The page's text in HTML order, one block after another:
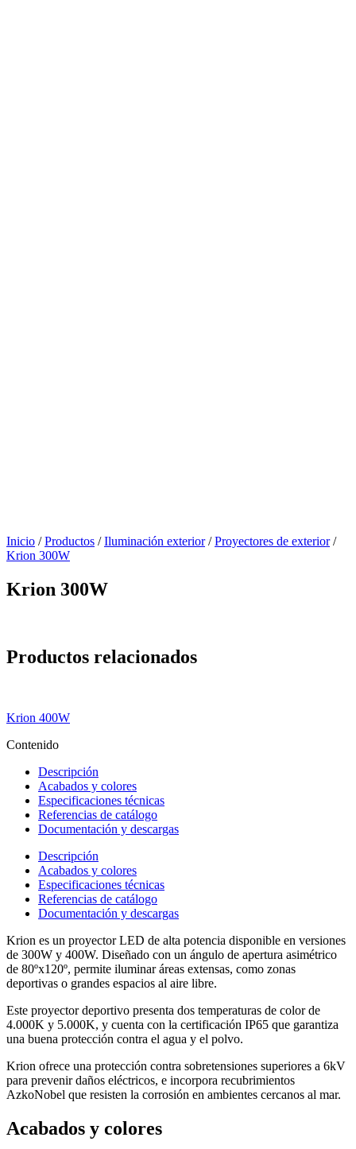
Inicio / Productos / Iluminación exterior / Proyectores de exterior /
Krion 300W
Krion 300W
Productos relacionados
Krion 400W
Contenido
Descripción
Acabados y colores
Especificaciones técnicas
Referencias de catálogo
Documentación y descargas
Descripción
Acabados y colores
Especificaciones técnicas
Referencias de catálogo
Documentación y descargas
Krion es un proyector LED de alta potencia disponible en versiones
de 300W y 400W. Diseñado con un ángulo de apertura asimétrico
de 80ºx120º, permite iluminar áreas extensas, como zonas
deportivas o grandes espacios al aire libre.
Este proyector deportivo presenta dos temperaturas de color de
4.000K y 5.000K, y cuenta con la certificación IP65 que garantiza
una buena protección contra el agua y el polvo.
Krion ofrece una protección contra sobretensiones superiores a 6kV
para prevenir daños eléctricos, e incorpora recubrimientos
AzkoNobel que resisten la corrosión en ambientes cercanos al mar.
Acabados y colores